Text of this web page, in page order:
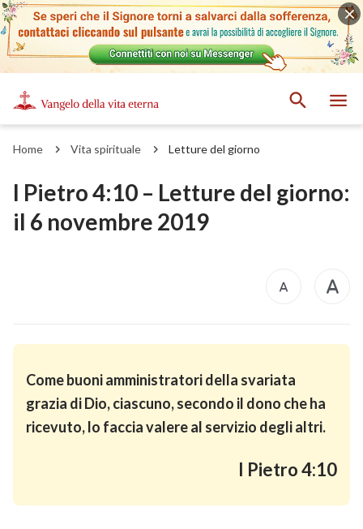
Home Vita spirituale Letture del giorno
I Pietro 4:10 – Letture del giorno:
il 6 novembre 2019
Come buoni amministratori della svariata
grazia di Dio, ciascuno, secondo il dono che ha
ricevuto, lo faccia valere al servizio degli altri.
I Pietro 4:10